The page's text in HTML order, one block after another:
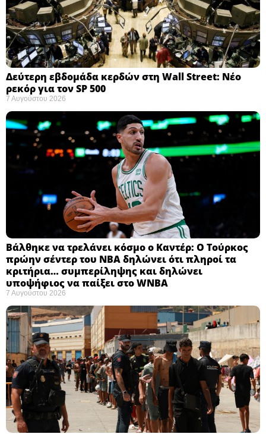
Δεύτερη εβδομάδα κερδών στη Wall Street: Νέο
ρεκόρ για τον SP 500
7 Αυγούστου 2026
Βάλθηκε να τρελάνει κόσμο ο Καντέρ: Ο Τούρκος
πρώην σέντερ του NBA δηλώνει ότι πληροί τα
κριτήρια… συμπερίληψης και δηλώνει
υποψήφιος να παίξει στο WNBA
7 Αυγούστου 2026